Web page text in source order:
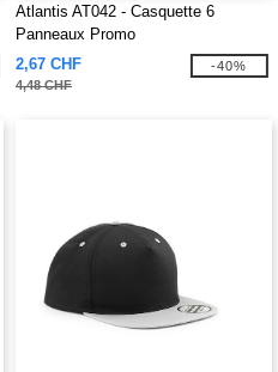
Atlantis AT042 - Casquette 6
Panneaux Promo
2,67 CHF
4,48 CHF
-40%